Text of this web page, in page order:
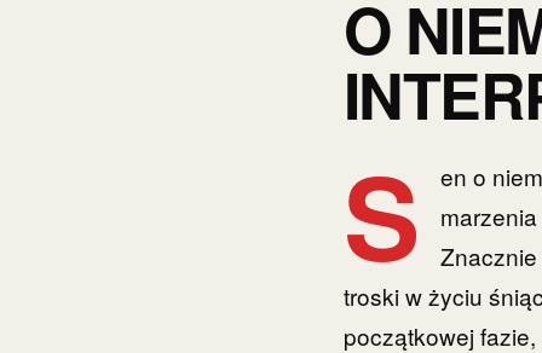
O
S
en o
troski w życiu
początkowej